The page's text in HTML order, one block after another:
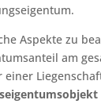
Aspekte zu
am